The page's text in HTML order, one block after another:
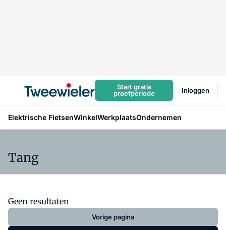
Start gratis
proefperiode
Inloggen
Elektrische FietsenWinkelWerkplaatsOndernemen
Tang
Geen resultaten
Vorige pagina